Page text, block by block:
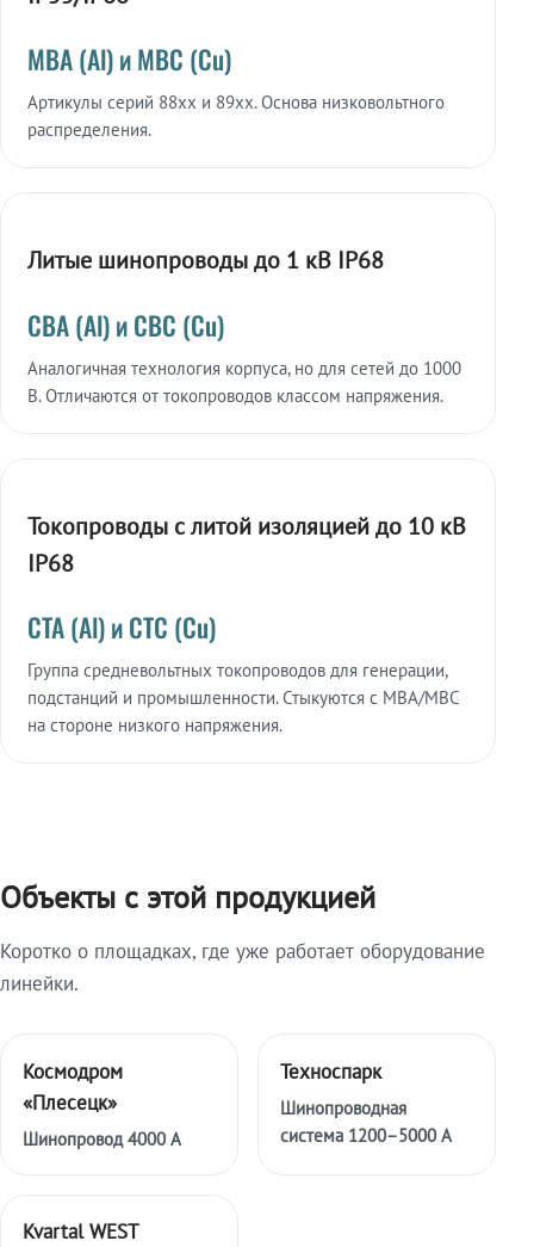
МВА (Al) и МВС (Cu)
Артикулы серий 88xx и 89xx. Основа низковольтного
распределения.
Литые шинопроводы до 1 кВ IP68
СВА (Al) и СВС (Cu)
Аналогичная технология корпуса, но для сетей до 1000
В. Отличаются от токопроводов классом напряжения.
Токопроводы с литой изоляцией до 10 кВ
IP68
СТА (Al) и СТС (Cu)
Группа средневольтных токопроводов для генерации,
подстанций и промышленности. Стыкуются с МВА/МВС
на стороне низкого напряжения.
Объекты с этой продукцией
Коротко о площадках, где уже работает оборудование
линейки.
Космодром
«Плесецк»
Шинопровод 4000 А
Техноспарк
Шинопроводная
система 1200–5000 А
Kvartal WEST